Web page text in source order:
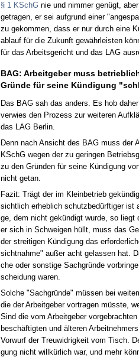
§ 1 KSchGnie und nim­mer genügt,
ge­tra­gen, er sei auf­grund ei­ner
zu ge­kom­men, dass er nur durch ei­ne
ab­lauf für die Zu­kunft gewähr­leis­ten
für das Ar­beits­ge­richt und das LAG
BAG: Ar­beit­ge­ber muss
Gründe für sei­ne Kündi­gung
Das BAG sah das an­ders. Es hob
ver­wies den Pro­zess zur wei­te­ren
das LAG Ber­lin.
Denn nach An­sicht des BAG muss der
KSchG we­gen der zu ge­rin­gen
zu den Gründen für sei­ne Kündi­gung
nicht ge­tan.
Fa­zit: Trägt der im Klein­be­trieb
sicht­lich er­heb­lich schutz­bedürf­ti­ger
ge, dem nicht gekündigt wur­de, so liegt
er sich in Schwei­gen hüllt, muss das
der strei­ti­gen Kündi­gung das
sicht­nah­me" außer acht ge­las­sen hat.
che oder sons­ti­ge Sach­gründe
schei­dung wa­ren.
Sol­che "Sach­gründe" müssen bei
die der Ar­beit­ge­ber vor­tra­gen müss­te,
Sind die vom Ar­beit­ge­ber
beschäftig­ten und älte­ren
Vor­wurf der Treu­wid­rig­keit vom Tisch.
gung nicht willkürlich war, und mehr